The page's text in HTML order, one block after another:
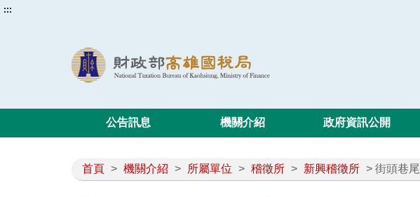
:::
公告訊息 機關介紹 政府資訊公開
首頁 > 機關介紹 > 所屬單位 > 稽徵所 > 新興稽徵所 > 街頭巷尾